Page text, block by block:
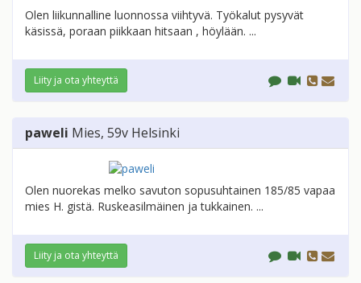
Olen liikunnalline luonnossa viihtyvä. Työkalut pysyvät
käsissä, poraan piikkaan hitsaan , höylään. ...
Liity ja ota yhteyttä
paweli Mies, 59v Helsinki
Olen nuorekas melko savuton sopusuhtainen 185/85 vapaa
mies H. gistä. Ruskeasilmäinen ja tukkainen. ...
Liity ja ota yhteyttä